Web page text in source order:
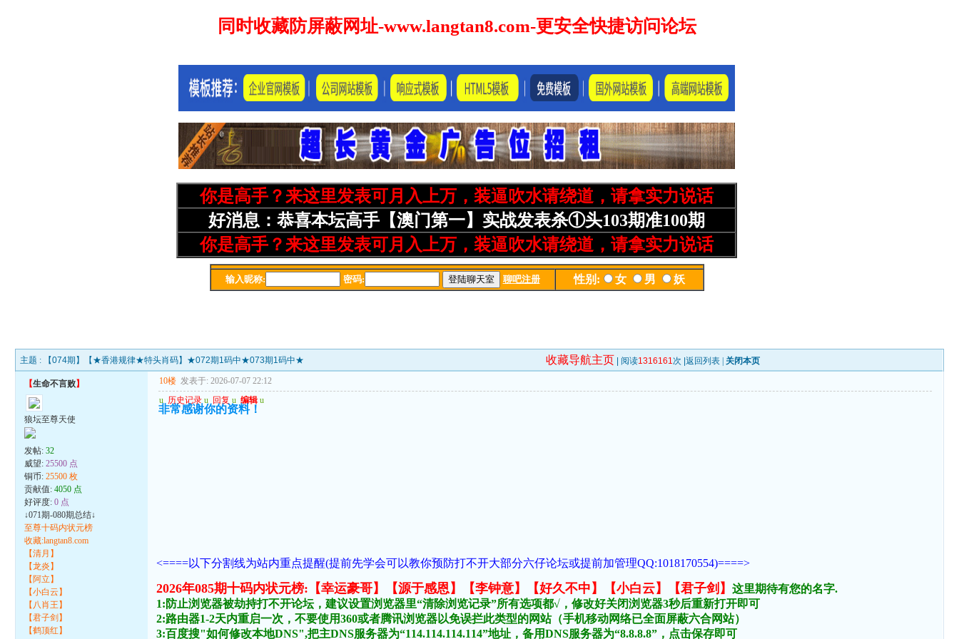
主题 : 【074期】【★香港规律★特头肖码】★072期1码中★073期1码中★ 收藏导航主页 | 阅读1316161次 |返回列表 关闭本页
【生命不言败】
狼坛至尊天使
发帖:32
威望:25500 点
铜币:25500 枚
贡献值:4050 点
好评度:0 点
↓071期-080期总结↓
至尊十码内状元榜
收藏:langtan8.com
【清月】
【龙炎】
【阿立】
【小白云】
【八肖王】
【君子剑】
【鹤顶红】
10楼 发表于: 2026-07-07 22:12
u 历史记录 u 回复 u 编辑 u
非常感谢你的资料！
<====以下分割线为站内重点提醒(提前先学会可以教你预防打不开大部分六仔论坛或提前加管理QQ:1018170554)====>
2026年085期十码内状元榜:【幸运豪哥】【源于感恩】【李钟意】【好久不中】【小白云】【君子剑】
这里期待有您的名字.
1:防止浏览器被劫持打不开论坛，建议设置浏览器里“清除浏览记录”所有选项都√，修改好关闭浏览器3秒后重新打开即可
2:路由器1-2天内重启一次，不要使用360或者腾讯浏览器以免误拦此类型的网站（手机移动网络已全面屏蔽六合网站）
3:百度搜"如何修改本地DNS",把主DNS服务器为“114.114.114.114”地址，备用DNS服务器为“8.8.8.8”，点击保存即可